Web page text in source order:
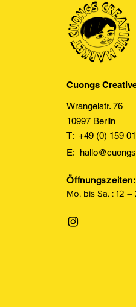
Cuongs
Wrangelstr. 76
10997 Berlin
T: +49 (0) 159
E:
Öffnungszeiten:
Mo. bis Sa. : 12